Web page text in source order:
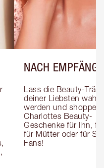
NACH
Lass die Beauty-
deiner Liebsten wahr
werden und shoppe
Charlottes Beauty-
Geschenke für Ihn,
für Mütter oder für
Fans!